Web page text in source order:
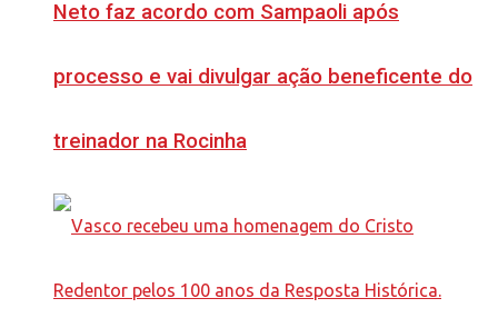
Neto faz acordo com Sampaoli após
processo e vai divulgar ação beneficente do
treinador na Rocinha